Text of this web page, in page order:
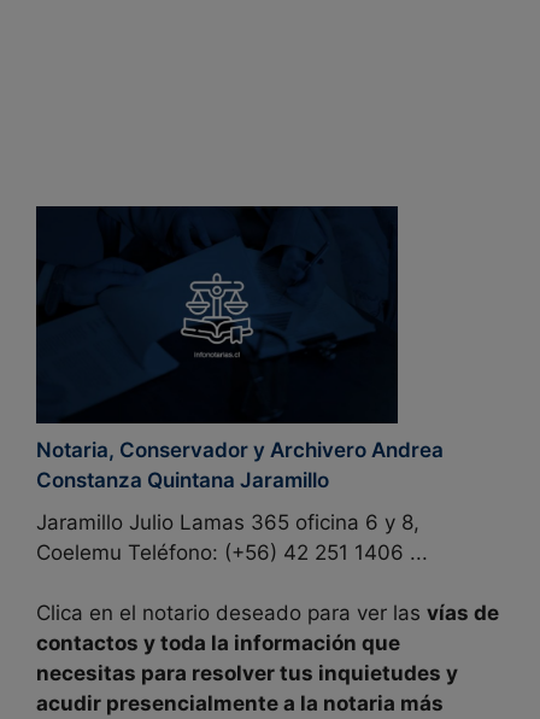
Notaria, Conservador y Archivero Andrea
Constanza Quintana Jaramillo
Jaramillo Julio Lamas 365 oficina 6 y 8,
Coelemu Teléfono: (+56) 42 251 1406 ...
Clica en el notario deseado para ver las vías de
contactos y toda la información que
necesitas para resolver tus inquietudes y
acudir presencialmente a la notaria más